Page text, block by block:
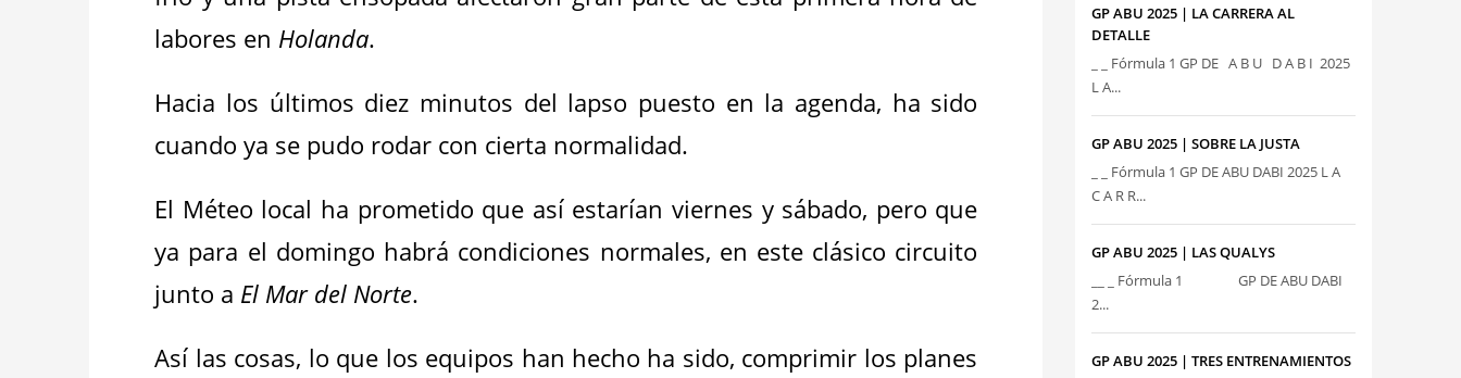
labores en Holanda.
Hacia los últimos diez minutos del lapso puesto en la agenda, ha sido
cuando ya se pudo rodar con cierta normalidad.
El Méteo local ha prometido que así estarían viernes y sábado, pero que
ya para el domingo habrá condiciones normales, en este clásico circuito
junto a El Mar del Norte.
Así las cosas, lo que los equipos han hecho ha sido, comprimir los planes
GP ABU 2025 | LA CARRERA AL
DETALLE
_ _ Fórmula 1 GP DE A B U D A B I 2025
L A...
GP ABU 2025 | SOBRE LA JUSTA
_ _ Fórmula 1 GP DE ABU DABI 2025 L A
C A R R...
GP ABU 2025 | LAS QUALYS
__ _ Fórmula 1 GP DE ABU DABI
2...
GP ABU 2025 | TRES ENTRENAMIENTOS